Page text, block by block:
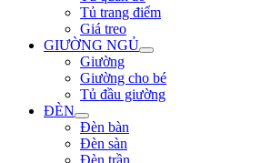
Tủ trang điểm
Giá treo
GIƯỜNG NGỦ
Giường
Giường cho bé
Tủ đầu giường
ĐÈN
Đèn bàn
Đèn sàn
Đèn trần